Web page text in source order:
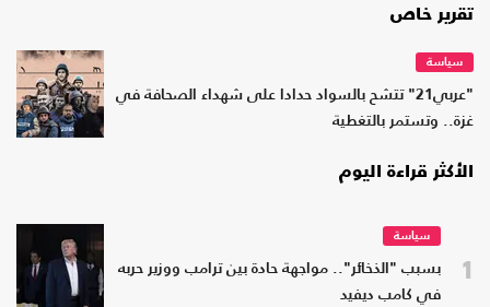
تقرير خاص
سياسة
"عربي21" تتشح بالسواد حدادا على شهداء الصحافة في
غزة.. وتستمر بالتغطية
الأكثر قراءة اليوم
1
سياسة
بسبب "الذخائر".. مواجهة حادة بين ترامب ووزير حربه
في كامب ديفيد